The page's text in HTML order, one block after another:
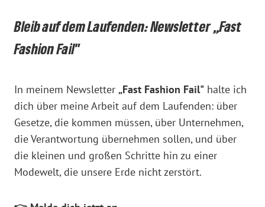
Bleib auf dem Laufenden: Newsletter „Fast
Fashion Fail"
In meinem Newsletter „Fast Fashion Fail" halte ich
dich über meine Arbeit auf dem Laufenden: über
Gesetze, die kommen müssen, über Unternehmen,
die Verantwortung übernehmen sollen, und über
die kleinen und großen Schritte hin zu einer
Modewelt, die unsere Erde nicht zerstört.